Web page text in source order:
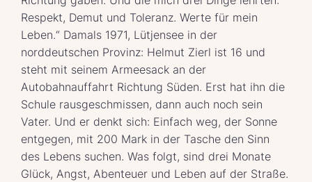
Respekt, Demut und Toleranz. Werte für mein
Leben.“ Damals 1971, Lütjensee in der
norddeutschen Provinz: Helmut Zierl ist 16 und
steht mit seinem Armeesack an der
Autobahnauffahrt Richtung Süden. Erst hat ihn die
Schule rausgeschmissen, dann auch noch sein
Vater. Und er denkt sich: Einfach weg, der Sonne
entgegen, mit 200 Mark in der Tasche den Sinn
des Lebens suchen. Was folgt, sind drei Monate
Glück, Angst, Abenteuer und Leben auf der Straße.